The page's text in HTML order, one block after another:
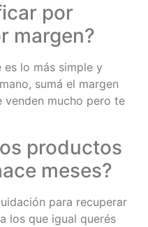
por
margen?
lo más simple y
sumá el margen
mucho pero te
productos
meses?
para recuperar
los que igual querés